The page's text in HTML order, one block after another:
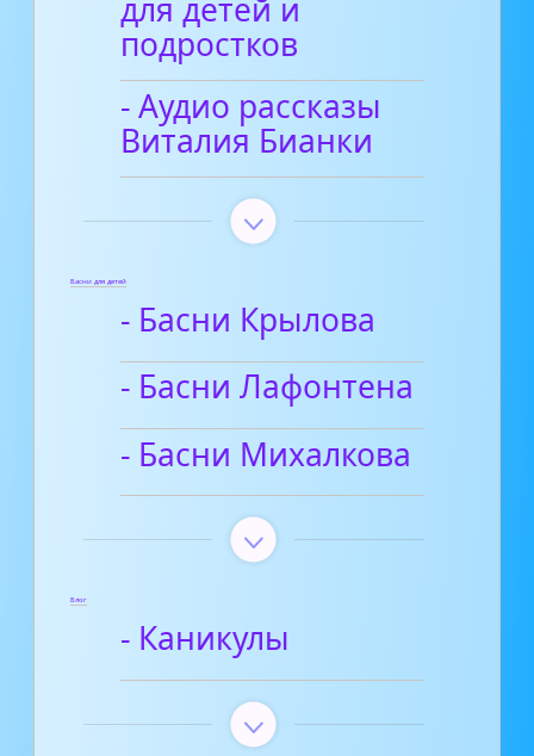
для детей и
подростков
- Аудио рассказы
Виталия Бианки
Басни для детей
- Басни Крылова
- Басни Лафонтена
- Басни Михалкова
Блог
- Каникулы